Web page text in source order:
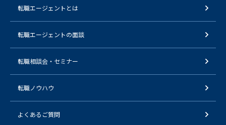
転職エージェントとは
転職エージェントの面談
転職相談会・セミナー
転職ノウハウ
よくあるご質問